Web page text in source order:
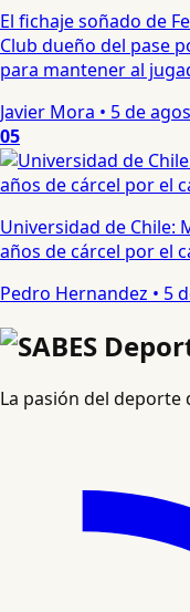
El fichaje soñado de
Club dueño del pase
para mantener al
Javier Mora • 5 de
05
Universidad de Chile:
años de cárcel por el
Pedro Hernandez • 5
La pasión del deporte